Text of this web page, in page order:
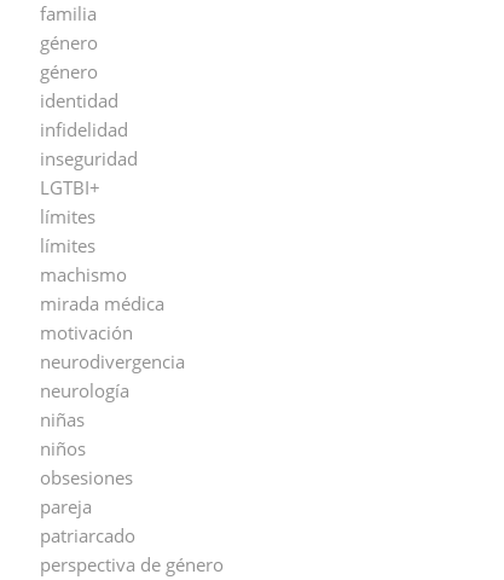
familia
género
género
identidad
infidelidad
inseguridad
LGTBI+
límites
límites
machismo
mirada médica
motivación
neurodivergencia
neurología
niñas
niños
obsesiones
pareja
patriarcado
perspectiva de género